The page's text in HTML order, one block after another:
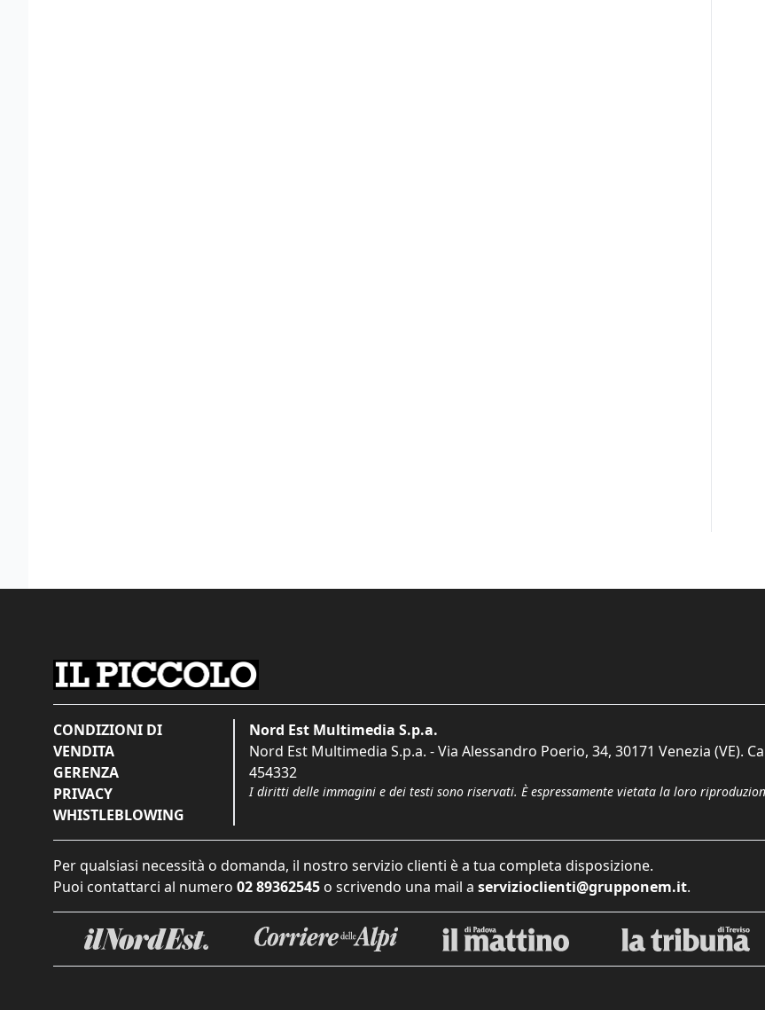
CONDIZIONI DI
VENDITA
GERENZA
PRIVACY
WHISTLEBLOWING
Nord Est Multimedia S.p.a.
Nord Est Multimedia S.p.a. - Via Alessandro Poerio, 34, 30171 Venezia (VE).
454332
I diritti delle immagini e dei testi sono riservati. È espressamente vietata la loro
Per qualsiasi necessità o domanda, il nostro servizio clienti è a tua completa disposizione.
Puoi contattarci al numero 02 89362545 o scrivendo una mail a servizioclienti@grupponem.it.